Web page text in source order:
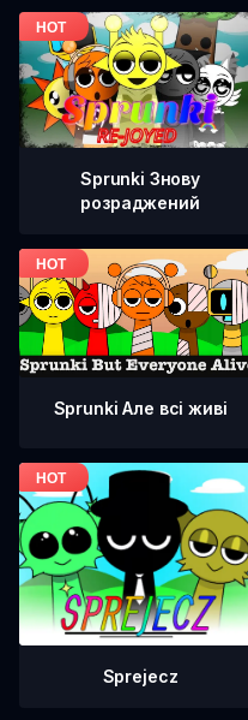
Sprunki Знову
розраджений
Sprunki Але всі живі
Sprejecz